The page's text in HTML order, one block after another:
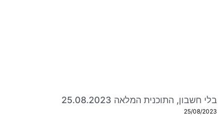
בלי חשבון, התוכנית המלאה 25.08.2023
25/08/2023